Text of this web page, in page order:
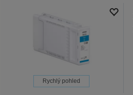
Rychlý pohled